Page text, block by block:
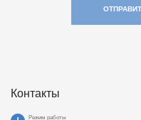
Контакты
Режим работы